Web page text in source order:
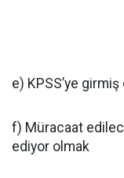
e) KPSS’ye girmiş
f) Müracaat
ediyor olmak